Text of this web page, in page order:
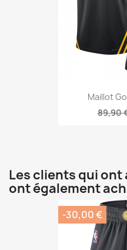
Maillot
89,90
Les clients qui
ont également
-30,00 €